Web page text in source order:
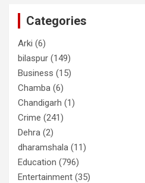
Categories
Arki (6)
bilaspur (149)
Business (15)
Chamba (6)
Chandigarh (1)
Crime (241)
Dehra (2)
dharamshala (11)
Education (796)
Entertainment (35)